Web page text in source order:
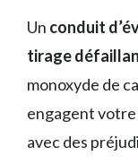
Un conduit
tirage
monoxyde de
engagent
avec des